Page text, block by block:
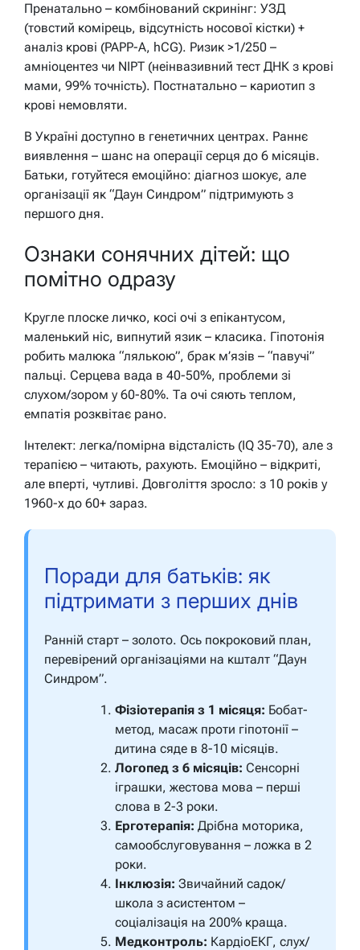
Пренатально – комбінований скринінг: УЗД
(товстий комірець, відсутність носової кістки) +
аналіз крові (PAPP-A, hCG). Ризик >1/250 –
амніоцентез чи NIPT (неінвазивний тест ДНК з крові
мами, 99% точність). Постнатально – кариотип з
крові немовляти.
В Україні доступно в генетичних центрах. Раннє
виявлення – шанс на операції серця до 6 місяців.
Батьки, готуйтеся емоційно: діагноз шокує, але
організації як “Даун Синдром” підтримують з
першого дня.
Ознаки сонячних дітей: що
помітно одразу
Кругле плоске личко, косі очі з епікантусом,
маленький ніс, випнутий язик – класика. Гіпотонія
робить малюка “лялькою”, брак м’язів – “павучі”
пальці. Серцева вада в 40-50%, проблеми зі
слухом/зором у 60-80%. Та очі сяють теплом,
емпатія розквітає рано.
Інтелект: легка/помірна відсталість (IQ 35-70), але з
терапією – читають, рахують. Емоційно – відкриті,
але вперті, чутливі. Довголіття зросло: з 10 років у
1960-х до 60+ зараз.
Поради для батьків: як
підтримати з перших днів
Ранній старт – золото. Ось покроковий план,
перевірений організаціями на кшталт “Даун
Синдром”.
Фізіотерапія з 1 місяця: Бобат-
метод, масаж проти гіпотонії –
дитина сяде в 8-10 місяців.
Логопед з 6 місяців: Сенсорні
іграшки, жестова мова – перші
слова в 2-3 роки.
Ерготерапія: Дрібна моторика,
самообслуговування – ложка в 2
роки.
Інклюзія: Звичайний садок/
школа з асистентом –
соціалізація на 200% краща.
Медконтроль: КардіоЕКГ, слух/